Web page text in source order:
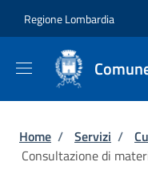
Regione Lombardia
Briciole di
Home / Servizi /
Consultazione di